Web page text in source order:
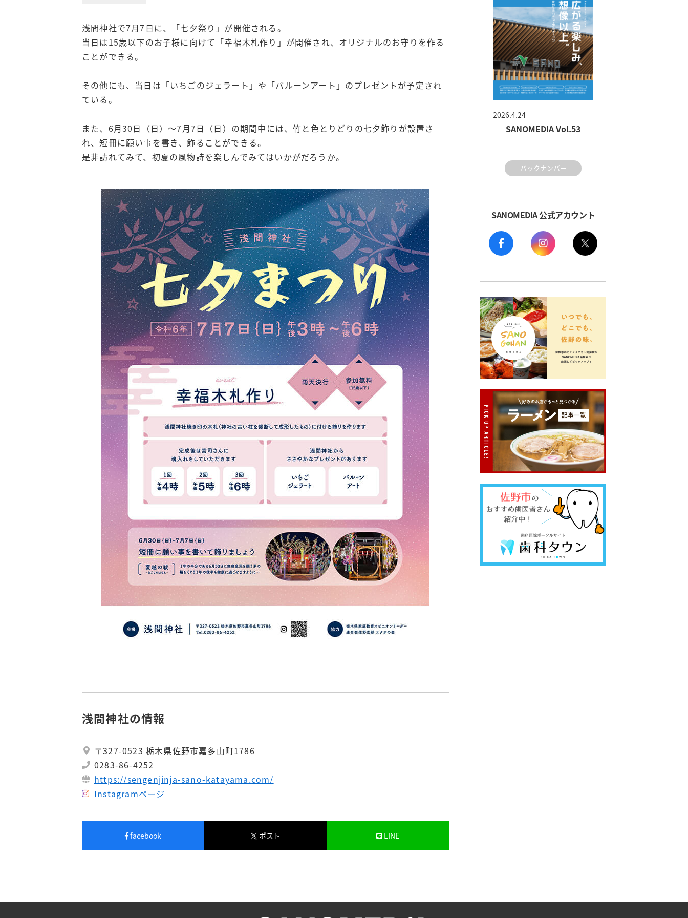
浅間神社で7月7日に、「七夕祭り」が開催される。
当日は15歳以下のお子様に向けて「幸福木札作り」が開催され、オリジナルのお守りを作る
ことができる。
その他にも、当日は「いちごのジェラート」や「バルーンアート」のプレゼントが予定され
ている。
また、6月30日（日）〜7月7日（日）の期間中には、竹と色とりどりの七夕飾りが設置さ
れ、短冊に願い事を書き、飾ることができる。
是非訪れてみて、初夏の風物詩を楽しんでみてはいかがだろうか。
浅間神社の情報
〒327-0523 栃木県佐野市嘉多山町1786
0283-86-4252
https://sengenjinja-sano-katayama.com/
Instagramページ
facebook ポスト LINE
SANOMEDIA Vol.53
2026.4.24
バックナンバー
SANOMEDIA 公式アカウント